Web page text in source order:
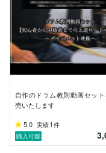
自作のドラム教則動画セッ
売いたします
5.0 実績1 件
購入可能